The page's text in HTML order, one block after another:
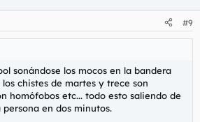
#9
sonándose los mocos en la bandera
chistes de martes y trece son
homófobos etc... todo esto saliendo de
en dos minutos.